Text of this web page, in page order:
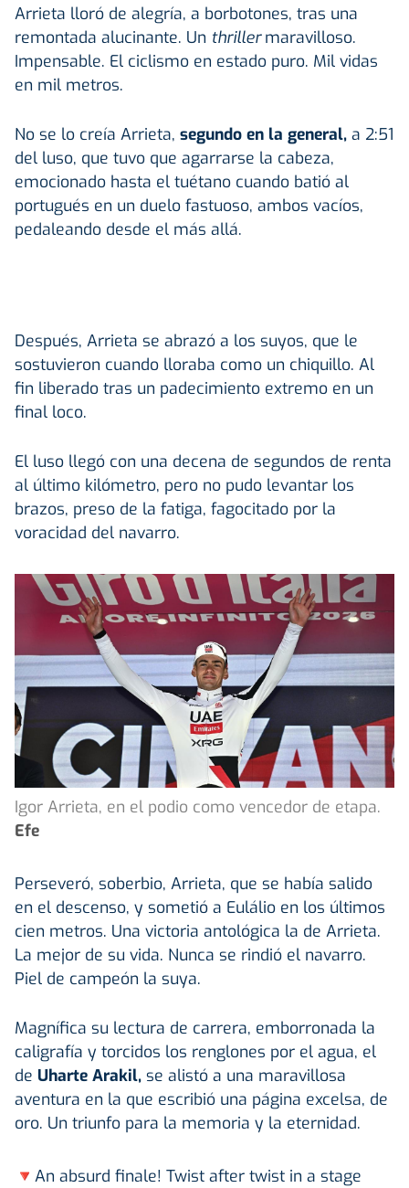
Arrieta lloró de alegría, a borbotones, tras una
remontada alucinante. Un thrillermaravilloso.
Impensable. El ciclismo en estado puro. Mil vidas
en mil metros.
No se lo creía Arrieta, segundo en la general, a 2:51
del luso, que tuvo que agarrarse la cabeza,
emocionado hasta el tuétano cuando batió al
portugués en un duelo fastuoso, ambos vacíos,
pedaleando desde el más allá.
Después, Arrieta se abrazó a los suyos, que le
sostuvieron cuando lloraba como un chiquillo. Al
fin liberado tras un padecimiento extremo en un
final loco.
El luso llegó con una decena de segundos de renta
al último kilómetro, pero no pudo levantar los
brazos, preso de la fatiga, fagocitado por la
voracidad del navarro.
Igor Arrieta, en el podio como vencedor de etapa.
Efe
Perseveró, soberbio, Arrieta, que se había salido
en el descenso, y sometió a Eulálio en los últimos
cien metros. Una victoria antológica la de Arrieta.
La mejor de su vida. Nunca se rindió el navarro.
Piel de campeón la suya.
Magnífica su lectura de carrera, emborronada la
caligrafía y torcidos los renglones por el agua, el
de Uharte Arakil, se alistó a una maravillosa
aventura en la que escribió una página excelsa, de
oro. Un triunfo para la memoria y la eternidad.
🔻An absurd finale! Twist after twist in a stage